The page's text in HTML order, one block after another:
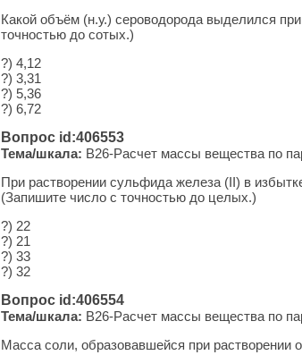
Какой объём (н.у.) сероводорода выделился
точностью до сотых.)
?) 4,12
?) 3,31
?) 5,36
?) 6,72
Вопрос id:406553
Тема/шкала: B26-Рас­чет массы ве­ще­ства по
При растворении сульфида железа (II) в
(Запишите число с точностью до целых.)
?) 22
?) 21
?) 33
?) 32
Вопрос id:406554
Тема/шкала: B26-Рас­чет массы ве­ще­ства по
Масса соли, образовавшейся при растворении